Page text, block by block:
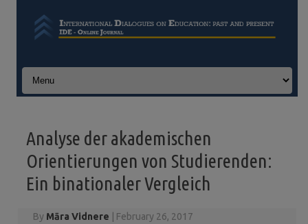
Skip to content
Analyse der akademischen
Orientierungen von Studierenden:
Ein binationaler Vergleich
By Māra Vidnere February 26, 2017